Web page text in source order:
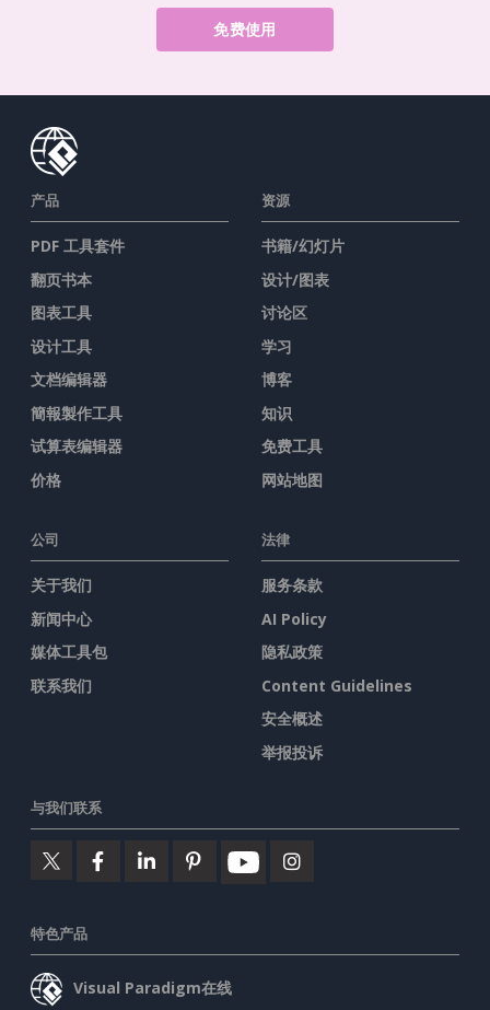
免费使用
产品
PDF 工具套件
翻页书本
图表工具
设计工具
文档编辑器
簡報製作工具
试算表编辑器
价格
资源
书籍/幻灯片
设计/图表
讨论区
学习
博客
知识
免费工具
网站地图
公司
关于我们
新闻中心
媒体工具包
联系我们
法律
服务条款
AI Policy
隐私政策
Content Guidelines
安全概述
举报投诉
与我们联系
特色产品
Visual Paradigm在线